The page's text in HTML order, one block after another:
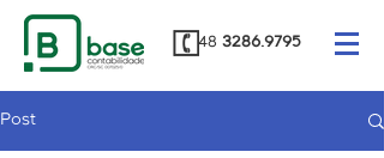
48 3286.9795
Post